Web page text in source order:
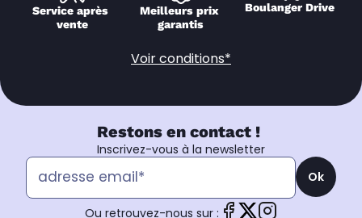
Service après
vente
Meilleurs prix
garantis
Boulanger Drive
Voir conditions*
Restons en contact !
Inscrivez-vous à la newsletter
Ok
Ou retrouvez-nous sur :